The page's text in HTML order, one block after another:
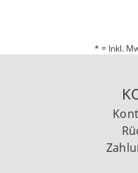
* = Inkl.